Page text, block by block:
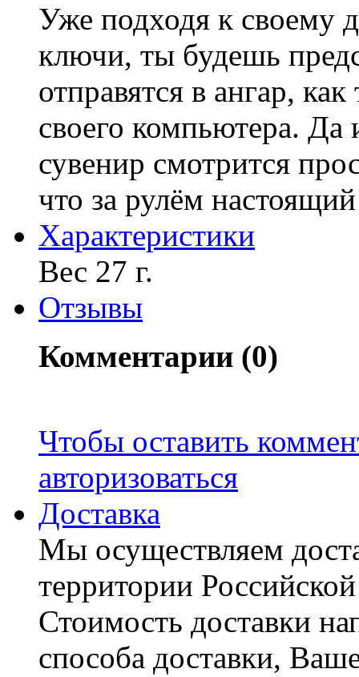
Уже подходя к своему
ключи, ты будешь
отправятся в ангар,
своего компьютера. Да
сувенир смотрится
что за рулём
Характериcтики
Вес 27 г.
Отзывы
Комментарии (0)
Чтобы оставить
авторизоваться
Доставка
Мы осуществляем
территории
Стоимость доставки
способа доставки,